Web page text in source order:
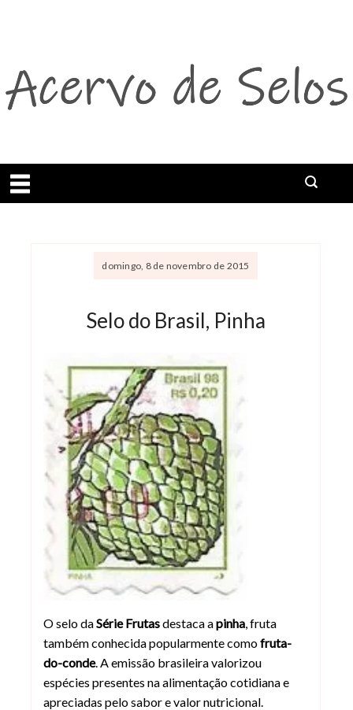
Abrir menu
domingo, 8 de novembro de 2015
Selo do Brasil, Pinha
Selo da Pinha do Brasil de 1998 -
O selo daSérie Frutasdestaca apinha, fruta
também conhecida popularmente comofruta-
do-conde. A emissão brasileira valorizou
espécies presentes na alimentação cotidiana e
apreciadas pelo sabor e valor nutricional.